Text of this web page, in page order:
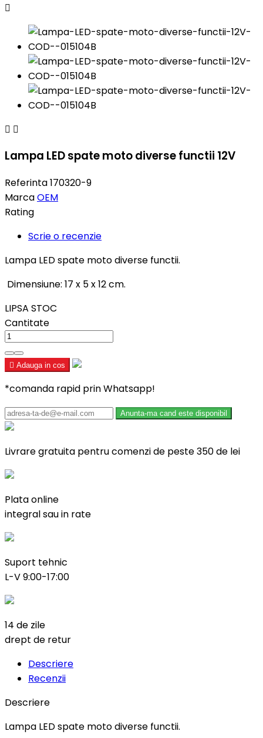

 
Lampa LED spate moto diverse functii 12V
Referinta170320-9
MarcaOEM
Rating
Scrie o recenzie
Lampa LED spate moto diverse functii.
Dimensiune: 17 x 5 x 12 cm.
LIPSA STOC
Cantitate
 Adauga in cos
*comanda rapid prin Whatsapp!
Anunta-ma cand este disponibil
Livrare gratuita pentru comenzi de peste 350 de lei
Plata online
integral sau in rate
Suport tehnic
L-V 9:00-17:00
14 de zile
drept de retur
Descriere
Recenzii
Descriere
Lampa LED spate moto diverse functii.